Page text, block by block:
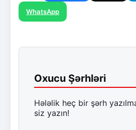
WhatsApp
Oxucu Şərhləri
Hələlik heç bir şərh
siz yazın!